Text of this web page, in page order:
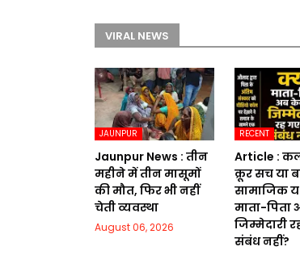
VIRAL NEWS
JAUNPUR
Jaunpur News : तीन
महीने में तीन मासूमों
की मौत, फिर भी नहीं
चेती व्यवस्था
August 06, 2026
RECENT
Article :
क्रूर सच या
सामाजिक
माता-
जिम्मेदारी
संबंध नहीं?